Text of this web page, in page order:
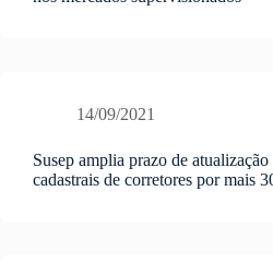
14/09/2021
Susep amplia prazo de atualização
cadastrais de corretores por mais